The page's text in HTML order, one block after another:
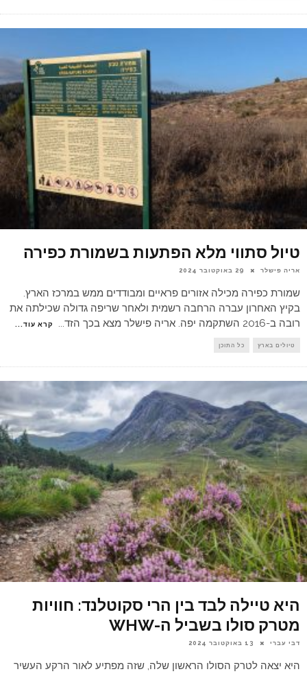
טיול סתווי מלא הפתעות בשמורת כפירה
אריה פישלר 29 באוקטובר 2024
שמורת כפירה מכילה אזורים פראיים ומבודדים ממש במרכז הארץ.
בקיץ האחרון עברה הרחבה רשמית ולאחר שריפה גדולה שכילתה את
רובה ב-2016 השתקמה יפה. אריה פישלר מצא בכך הזד
... קרא עוד...
טיולים בארץ כל התוכן
היא טיילה לבד בין הרי סקוטלנד: חוויות
מטרק סולו בשביל ה-WHW
דבי עברי 13 באוקטובר 2024
היא יצאה לטרק הסולו הראשון שלה, שזה מפתיע לאור הרקע העשיר